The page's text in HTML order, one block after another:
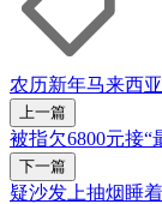
农历新年马来西亚
上一篇
被指欠6800元接“
下一篇
疑沙发上抽烟睡